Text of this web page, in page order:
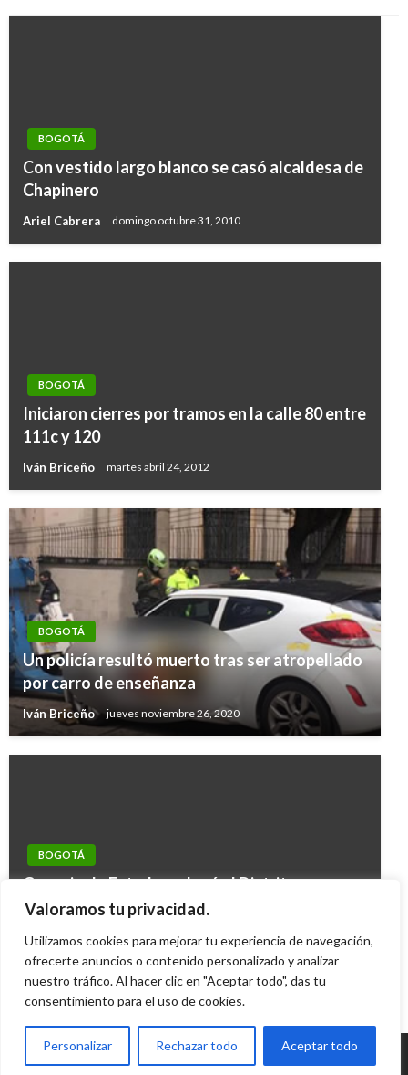
Valoramos tu privacidad.
Utilizamos cookies para mejorar tu experiencia de navegación,
ofrecerte anuncios o contenido personalizado y analizar
nuestro tráfico. Al hacer clic en "Aceptar todo", das tu
consentimiento para el uso de cookies.
Personalizar Rechazar todo Aceptar todo
BOGOTÁ
Con vestido largo blanco se casó alcaldesa de
Chapinero
Ariel Cabrera domingo octubre 31, 2010
BOGOTÁ
Iniciaron cierres por tramos en la calle 80 entre
111c y 120
Iván Briceño martes abril 24, 2012
BOGOTÁ
Un policía resultó muerto tras ser atropellado
por carro de enseñanza
Iván Briceño jueves noviembre 26, 2020
BOGOTÁ
Consejo de Estado ordenó al Distrito
indemnizar a joven atacada por un oso en un
Mary Gomez jueves abril 30, 2015